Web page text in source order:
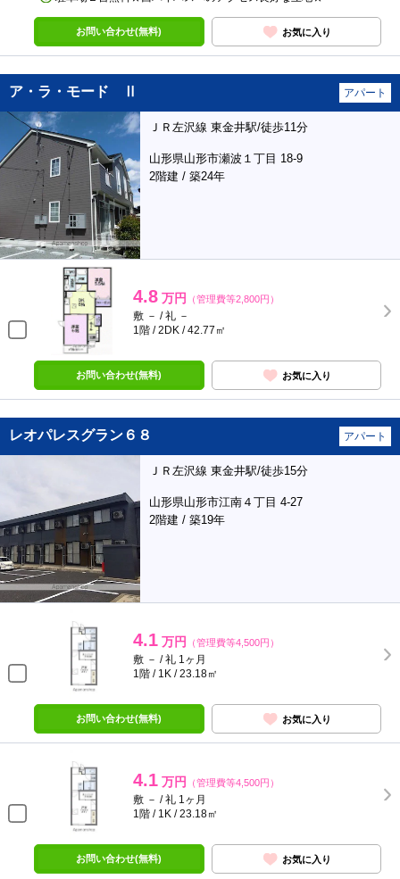
お問い合わせ(無料) お気に入り
ア・ラ・モード Ⅱ アパート
ＪＲ左沢線 東金井駅/徒歩11分
山形県山形市瀬波１丁目 18-9
2階建 / 築24年
4.8 万円 （管理費等2,800円）
敷 － / 礼 －
1階 / 2DK / 42.77㎡
お問い合わせ(無料) お気に入り
レオパレスグラン６８ アパート
ＪＲ左沢線 東金井駅/徒歩15分
山形県山形市江南４丁目 4-27
2階建 / 築19年
4.1 万円 （管理費等4,500円）
敷 － / 礼 1ヶ月
1階 / 1K / 23.18㎡
お問い合わせ(無料) お気に入り
4.1 万円 （管理費等4,500円）
敷 － / 礼 1ヶ月
1階 / 1K / 23.18㎡
お問い合わせ(無料) お気に入り